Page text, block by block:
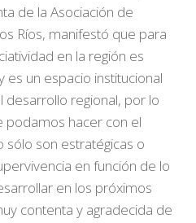
de la Asociación de
Ríos, manifestó que para
en la región es
es un espacio institucional
desarrollo regional, por lo
podamos hacer con el
son estratégicas o
en función de lo
en los próximos
contenta y agradecida de